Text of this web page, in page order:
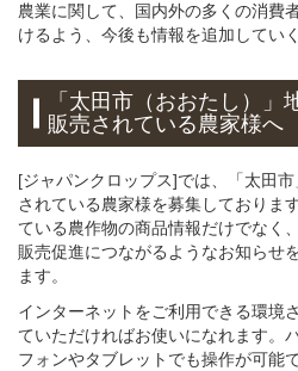
農業に関して、国内外の多くの消費
けるよう、今後も情報を追加してい
「太田市（おおたし）」
販売されている農家様へ
[ジャパンクロップス]では、「太田
されている農家様を募集しておりま
ている農作物の商品情報だけでなく
販売促進につながるようなお知らせ
ます。
インターネットをご利用できる環境
ていただければお使いになれます。
フォンやタブレットでも操作が可能で